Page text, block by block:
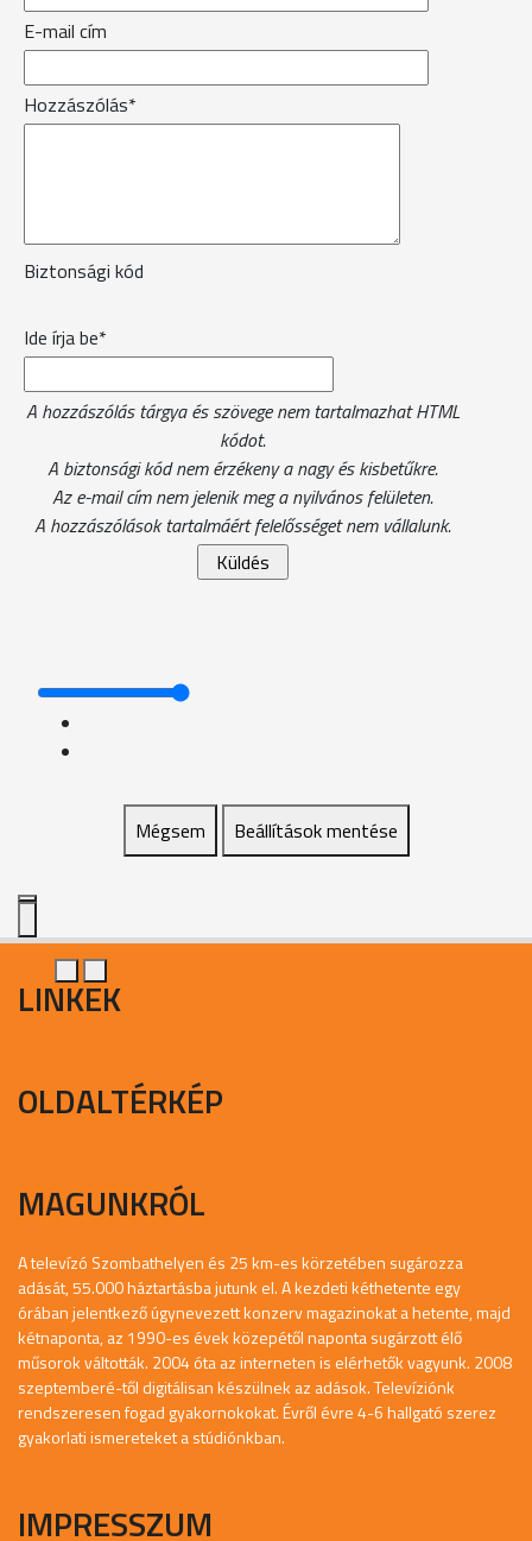
E-mail cím
Hozzászólás*
Biztonsági kód
Ide írja be*
A hozzászólás tárgya és szövege nem tartalmazhat HTML
kódot.
A biztonsági kód nem érzékeny a nagy és kisbetűkre.
Az e-mail cím nem jelenik meg a nyilvános felületen.
A hozzászólások tartalmáért felelősséget nem vállalunk.
Mégsem Beállítások mentése
LINKEK
OLDALTÉRKÉP
MAGUNKRÓL
A televízó Szombathelyen és 25 km-es körzetében sugározza
adását, 55.000 háztartásba jutunk el. A kezdeti kéthetente egy
órában jelentkező úgynevezett konzerv magazinokat a hetente, majd
kétnaponta, az 1990-es évek közepétől naponta sugárzott élő
műsorok váltották. 2004 óta az interneten is elérhetők vagyunk. 2008
szeptemberé-től digitálisan készülnek az adások. Televíziónk
rendszeresen fogad gyakornokokat. Évről évre 4-6 hallgató szerez
gyakorlati ismereteket a stúdiónkban.
IMPRESSZUM